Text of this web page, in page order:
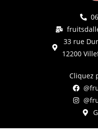
33 rue
12200
Cliquez